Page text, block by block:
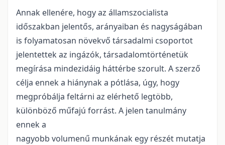
Annak ellenére, hogy az államszocialista
időszakban jelentős, arányaiban és nagyságában
is folyamatosan növekvő társadalmi csoportot
jelentettek az ingázók, társadalomtörténetük
megírása mindezidáig háttérbe szorult. A szerző
célja ennek a hiánynak a pótlása, úgy, hogy
megpróbálja feltárni az elérhető legtöbb,
különböző műfajú forrást. A jelen tanulmány
ennek a
nagyobb volumenű munkának egy részét mutatja